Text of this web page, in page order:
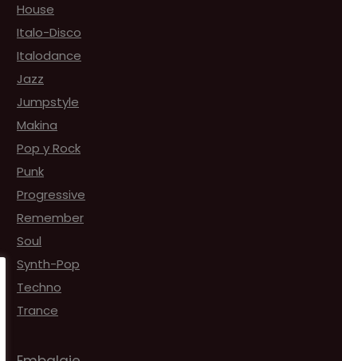
House
Italo-Disco
Italodance
Jazz
Jumpstyle
Makina
Pop y Rock
Punk
Progressive
Remember
Soul
Synth-Pop
Techno
Trance